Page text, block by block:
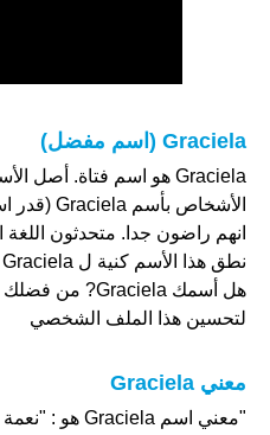
Graciela (اسم مفضل)
انهم راضون جدا. متحدثون اللغة
نطق هذا الأسم كنية ل Graciela هو|هي Grass, Grace و
هل أسمك Graciela? من فضلك اجب على
لتحسين هذا الملف الشخصي
معني Graciela
"معني اسم Graciela هو : "نعمة